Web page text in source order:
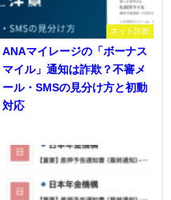
ネット詐欺
ANAマイレージの「ボーナス
マイル」通知は詐欺？不審メ
ール・SMSの見分け方と初動
対応